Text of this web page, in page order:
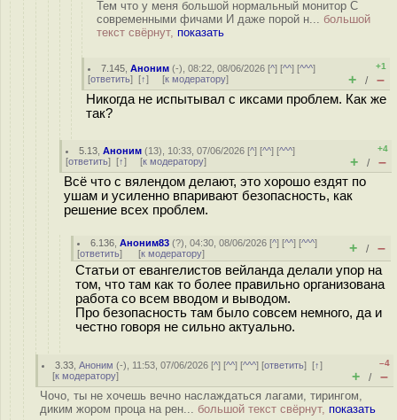
Тем что у меня большой нормальный монитор С
современными фичами И даже порой н... большой
текст свёрнут, показать
7.145 ,Аноним (-), 08:22, 08/06/2026 [^] [^^] [^^^]
[ответить] [↑] [к модератору]
+1
+ / –
Никогда не испытывал с иксами проблем. Как же
так?
5.13 ,Аноним (13), 10:33, 07/06/2026 [^] [^^] [^^^]
[ответить] [↑] [к модератору]
+4
+ / –
Всё что с вялендом делают, это хорошо ездят по
ушам и усиленно впаривают безопасность, как
решение всех проблем.
6.136 ,Аноним83 (?), 04:30, 08/06/2026 [^] [^^] [^^^]
[ответить] [к модератору] + / –
Статьи от евангелистов вейланда делали упор на
том, что там как то более правильно организована
работа со всем вводом и выводом.
Про безопасность там было совсем немного, да и
честно говоря не сильно актуально.
3.33 ,Аноним (-), 11:53, 07/06/2026 [^] [^^] [^^^] [ответить][↑]
[к модератору]
–4
+ / –
Чочо, ты не хочешь вечно наслаждаться лагами, тирингом,
диким жором проца на рен... большой текст свёрнут, показать